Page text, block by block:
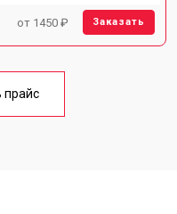
от 1450 ₽ Заказать
прайс